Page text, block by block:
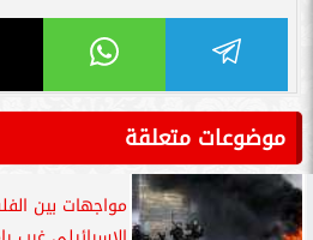
موضوعات متعلقة
مواجهات بين